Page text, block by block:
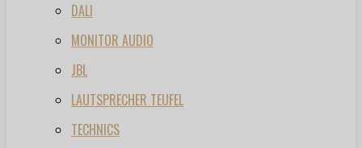
DALI
MONITOR AUDIO
JBL
LAUTSPRECHER TEUFEL
TECHNICS